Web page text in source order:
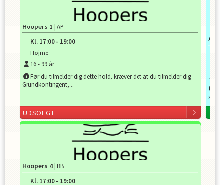
Hoopers 1 | AP
Kl. 17:00 - 19:00
Højme
16- 99år
Før du tilmelder dig dette hold, kræver det at du tilmelder dig
Grundkontingent,...
UDSOLGT
Hoopers 4| BB
Kl. 17:00 - 19:00